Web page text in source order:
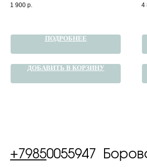
1 900 р.
ПОДРОБНЕЕ
ДОБАВИТЬ В КОРЗИНУ
4
+79850055947